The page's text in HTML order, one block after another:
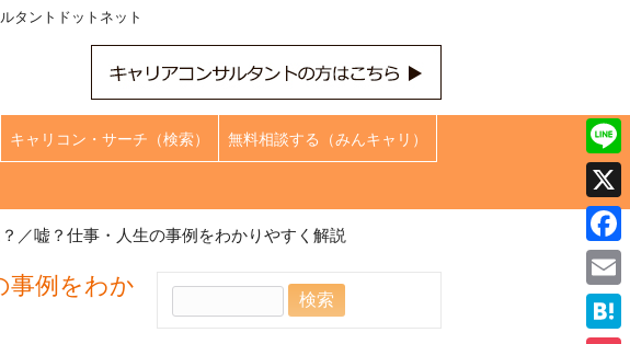
タントドットネット
キャリコン・サーチ（検索） 無料相談する（みんキャリ）
／嘘？仕事・人生の事例をわかりやすく解説
事例をわか
Line
X
Email